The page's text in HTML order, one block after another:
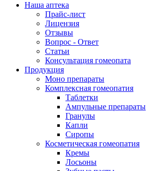
Наша аптека
Прайс-лист
Лицензия
Отзывы
Вопрос - Ответ
Статьи
Консультация гомеопата
Продукция
Моно препараты
Комплексная гомеопатия
Таблетки
Ампульные препараты
Гранулы
Капли
Сиропы
Косметическая гомеопатия
Кремы
Лосьоны